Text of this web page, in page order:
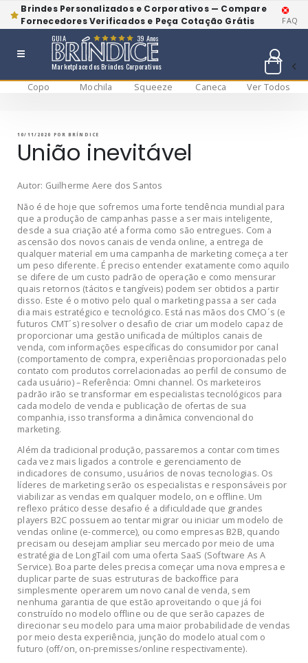
Brindes Personalizados e Corporativos — Compare
Fornecedores Verificados e Peça Cotação Grátis
FAQ
Marketplace dos Brindes Corporativos
GUIA 39 Anos
Copo Mochila Squeeze Caneca
Ver Todos
conteúdo
PUBLICADO
10/11/2020 PORBRÍNDICE
União inevitável
Autor: Guilherme Aere dos Santos
Não é de hoje que sofremos uma forte tendência mundial para
que a produção de campanhas passe a ser mais inteligente,
desde a sua criação até a forma como são entregues. Com a
ascensão dos novos canais de venda online, a entrega de
qualquer material em uma campanha de marketing começa a ter
um peso diferente. É preciso entender exatamente como aquilo
se difere de um custo padrão de operação e como mensurar
quais retornos (tácitos e tangíveis) podem ser obtidos a partir
disso. Este é o motivo pelo qual o marketing passa a ser cada
dia mais estratégico e tecnológico. Está nas mãos dos CMO´s (e
futuros CMT´s) resolver o desafio de criar um modelo capaz de
proporcionar uma gestão unificada de múltiplos canais de
venda, com informações específicas do consumidor por canal
(comportamento de compra, experiências proporcionadas pelo
contato com produtos correlacionadas ao perfil de consumo de
cada usuário) – Referência: Omni channel. Os marketeiros
padrão irão se transformar em especialistas tecnológicos para
cada modelo de venda e publicação de ofertas de sua
companhia, isso transforma a dinâmica convencional do
marketing.
Além da tradicional produção, passaremos a contar com times
cada vez mais ligados a controle e gerenciamento de
indicadores de consumo, usuários de novas tecnologias. Os
líderes de marketing serão os especialistas e responsáveis por
viabilizar as vendas em qualquer modelo, on e offline. Um
reflexo prático desse desafio é a dificuldade que grandes
players B2C possuem ao tentar migrar ou iniciar um modelo de
vendas online (e-commerce), ou como empresas B2B, quando
precisam ou desejam ampliar seu mercado por meio de uma
estratégia de LongTail com uma oferta SaaS (Software As A
Service). Boa parte deles precisa começar uma nova empresa e
duplicar parte de suas estruturas de backoffice para
simplesmente operarem um novo canal de venda, sem
nenhuma garantia de que estão aproveitando o que já foi
construído no modelo offline ou de que serão capazes de
direcionar seu modelo para uma maior probabilidade de vendas
por meio desta experiência, junção do modelo atual com o
futuro (off/on, on-premisses/online respectivamente).